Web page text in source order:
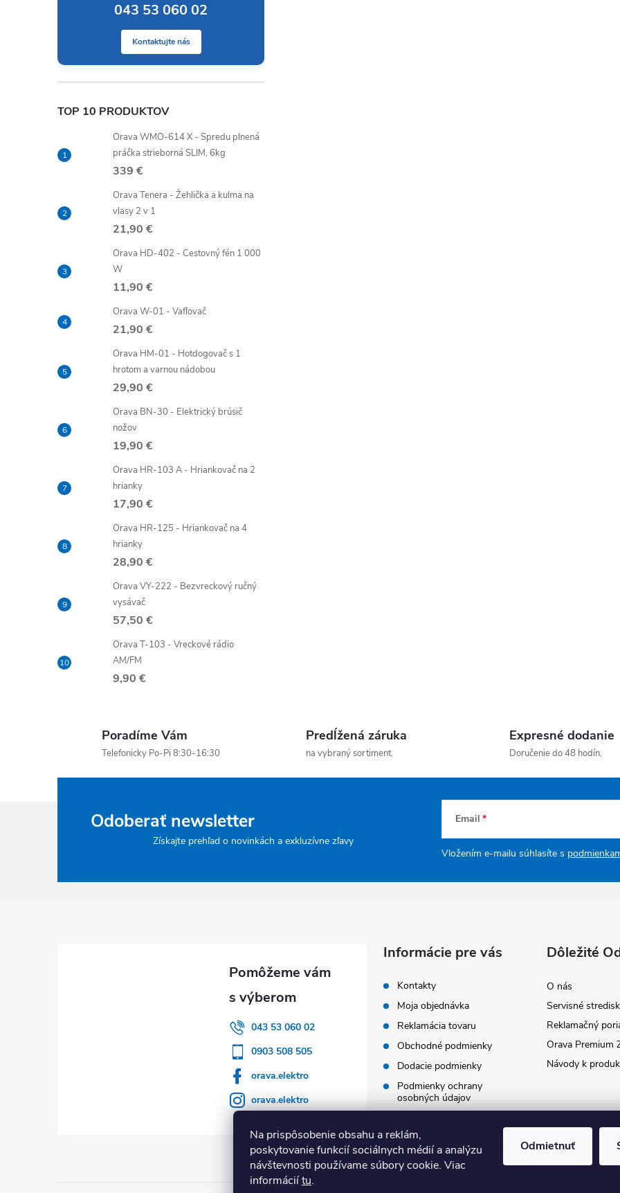
Na prispôsobenie obsahu a reklám,
poskytovanie funkcií sociálnych médií a analýzu
návštevnosti používame súbory cookie. Viac
informáciítu.
Odmietnuť
043 53 060 02
Kontaktujte nás
TOP 10 PRODUKTOV
Orava WMO-614 X - Spredu plnená
práčka strieborná SLIM, 6kg
339 €
Orava Tenera - Žehlička a kulma na
vlasy 2 v 1
21,90 €
Orava HD-402 - Cestovný fén 1 000
W
11,90 €
Orava W-01 - Vafľovač
21,90 €
Orava HM-01 - Hotdogovač s 1
hrotom a varnou nádobou
29,90 €
Orava BN-30 - Elektrický brúsič
nožov
19,90 €
Orava HR-103 A - Hriankovač na 2
hrianky
17,90 €
Orava HR-125 - Hriankovač na 4
hrianky
28,90 €
Orava VY-222 - Bezvreckový ručný
vysávač
57,50 €
Orava T-103 - Vreckové rádio
AM/FM
9,90 €
Poradíme Vám
Telefonicky Po-Pi 8:30-16:30
Predĺžená záruka
na vybraný sortiment.
Expresné dodanie
Doručenie do 48 hodín.
Odoberať newsletter
Získajte prehľad o novinkách a exkluzívne zľavy
Email
Vložením e-mailu súhlasíte s
043 53 060 02
0903 508 505
orava.elektro
orava.elektro
Informácie pre vás
Kontakty
Moja objednávka
Reklamácia tovaru
Obchodné podmienky
Dodacie podmienky
Podmienky ochrany
osobných údajov
Blog
Vrátenie tovaru
Dôležité
O nás
Servisné
Reklamačný
Orava Premium
Návody k